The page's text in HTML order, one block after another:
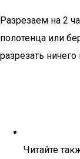
Разрезаем на 2
полотенца или
разрезать
Читайте